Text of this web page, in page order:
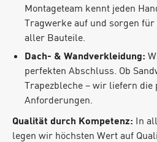
Montageteam kennt jeden
Tragwerke auf und sorgen
aller Bauteile.
Dach- & Wandverkleidung:
perfekten Abschluss. Ob
Trapezbleche – wir liefern
Anforderungen.
Qualität durch Kompetenz: In
legen wir höchsten Wert auf